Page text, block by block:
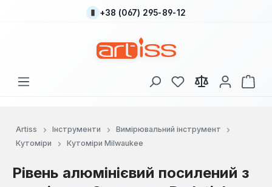
Перейти до основного вмісту
+38 (067) 295-89-12
У вас є 0 у списку
Artiss Інструменти
Вимірювальний інструмент
Кутоміри
Кутоміри Milwaukee
Рівень алюмінієвий посилений з